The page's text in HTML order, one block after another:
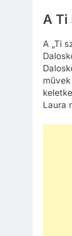
A Ti
A „Ti
Laura